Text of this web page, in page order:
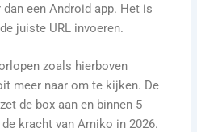
een Android app. Het is
juiste URL invoeren.
zoals hierboven
meer naar om te kijken. De
de box aan en binnen 5
kracht van Amiko in 2026.